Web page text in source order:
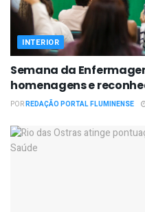
INTERIOR
Semana da
homenagens e
PORREDAÇÃO PORTAL FLUMINENSE